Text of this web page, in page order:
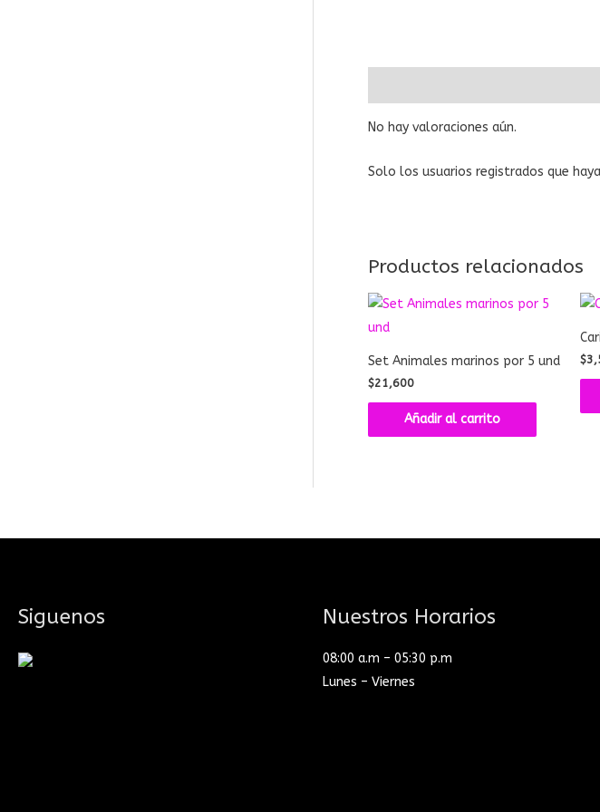
No hay valoraciones aún.
Solo los usuarios registrados que
Productos relacionados
Set Animales marinos por 5 und
$21,600
Añadir al carrito
$
Siguenos Nuestros Horarios
08:00 a.m – 05:30 p.m
Lunes – Viernes